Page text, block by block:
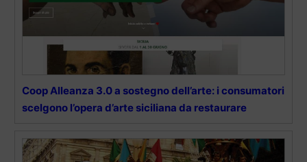
Coop Alleanza 3.0 a sostegno dell’arte: i consumatori
scelgono l’opera d’arte siciliana da restaurare